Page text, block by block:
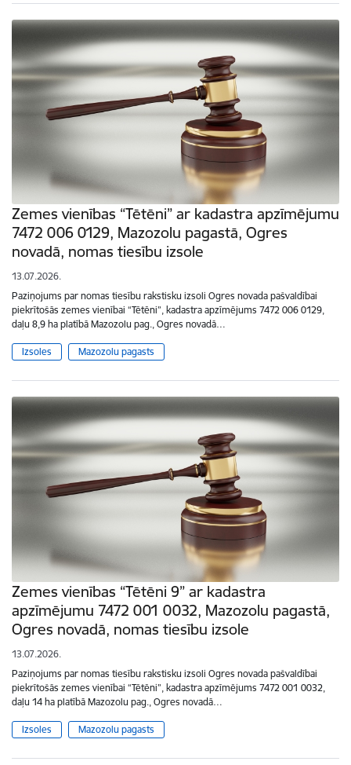
Zemes vienības “Tētēni” ar kadastra apzīmējumu
7472 006 0129, Mazozolu pagastā, Ogres
novadā, nomas tiesību izsole
13.07.2026.
Paziņojums par nomas tiesību rakstisku izsoli Ogres novada pašvaldībai
piekrītošās zemes vienībai “Tētēni”, kadastra apzīmējums 7472 006 0129,
daļu 8,9 ha platībā Mazozolu pag., Ogres novadā…
Izsoles Mazozolu pagasts
Zemes vienības “Tētēni 9” ar kadastra
apzīmējumu 7472 001 0032, Mazozolu pagastā,
Ogres novadā, nomas tiesību izsole
13.07.2026.
Paziņojums par nomas tiesību rakstisku izsoli Ogres novada pašvaldībai
piekrītošās zemes vienībai “Tētēni”, kadastra apzīmējums 7472 001 0032,
daļu 14 ha platībā Mazozolu pag., Ogres novadā…
Izsoles Mazozolu pagasts